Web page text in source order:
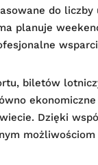
do
planuje
biletów
Dzięki